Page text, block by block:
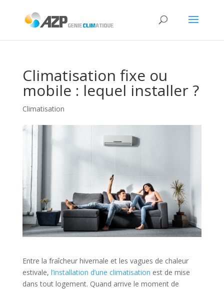
Climatisation fixe ou
mobile : lequel installer ?
Climatisation
Entre la fraîcheur hivernale et les vagues de chaleur
estivale, l’installation d’une climatisation est de mise
dans tout logement. Quand arrive le moment de